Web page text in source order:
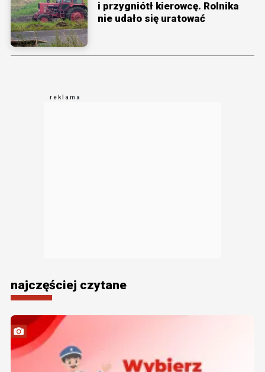
i przygniótł kierowcę. Rolnika
nie udało się uratować
najczęściej czytane